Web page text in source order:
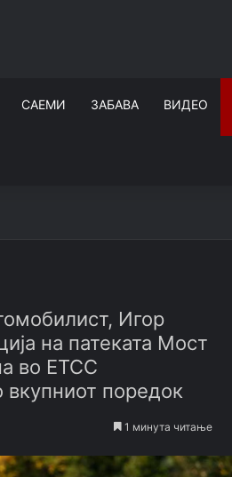
САЕМИ ЗАБАВА ВИДЕО
Игор
на патеката Мост
во ЕТСС
поредок
1 минута читање